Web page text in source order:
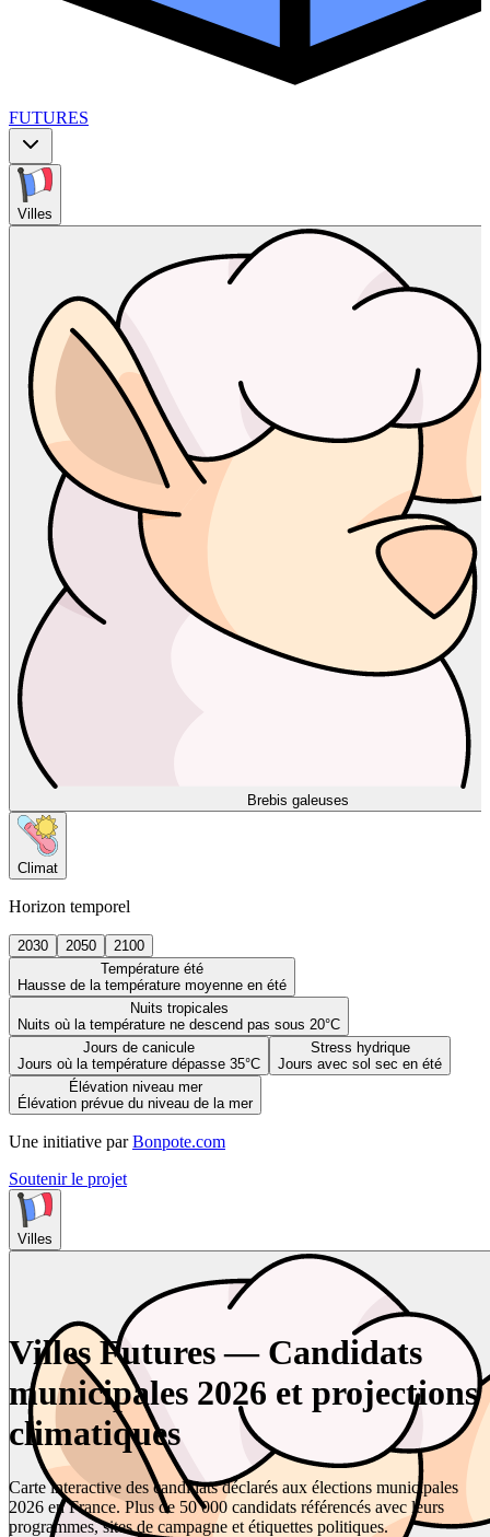
FUTURES
Villes
Brebis galeuses
Climat
Horizon temporel
2030 2050
2100
Température été
Hausse de la température moyenne en été
Nuits tropicales
Nuits où la température ne descend pas sous 20°C
Jours de canicule
Jours où la température dépasse 35°C
Stress hydrique
Jours avec sol sec en été
Élévation niveau mer
Élévation prévue du niveau de la mer
Une initiative par Bonpote.com
Soutenir le projet
Villes
Villes Futures — Candidats
municipales 2026 et projections
climatiques
Carte interactive des candidats déclarés aux élections municipales
2026 en France. Plus de 50 000 candidats référencés avec leurs
programmes, sites de campagne et étiquettes politiques.